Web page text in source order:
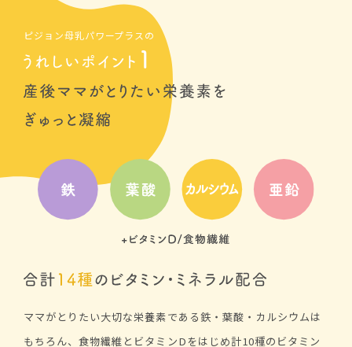
ピジョン母乳パワープラスの
ママがとりたい大切な栄養素である鉄・葉酸・カルシウムは
もちろん、食物繊維とビタミンDをはじめ計10種のビタミン